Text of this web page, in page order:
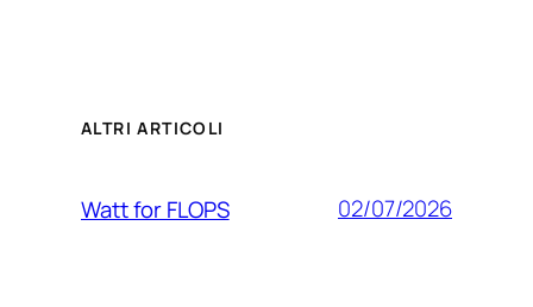
ALTRI ARTICOLI
Watt for FLOPS 02/07/2026